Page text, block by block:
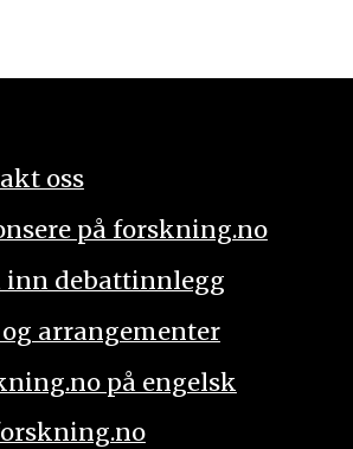
oss
på forskning.no
inn debattinnlegg
arrangementer
på engelsk